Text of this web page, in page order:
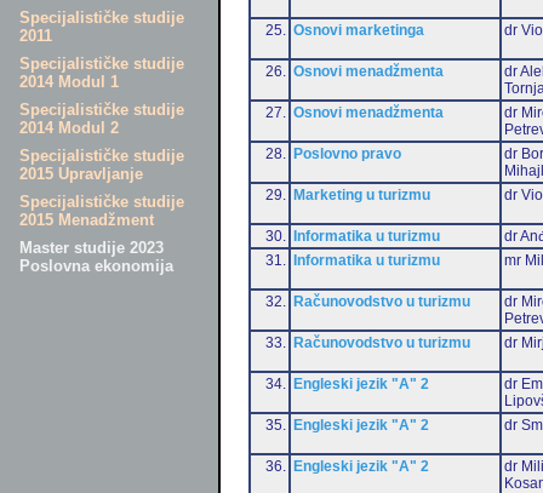
Specijalističke studije
2011
Specijalističke studije
2014 Modul 1
Specijalističke studije
2014 Modul 2
Specijalističke studije
2015 Upravljanje
Specijalističke studije
2015 Menadžment
Master studije 2023
Poslovna ekonomija
25. Osnovi marketinga dr
26. Osnovi menadžmenta
dr
27.
Osnovi menadžmenta
dr
28.
Poslovno pravo
dr
29.
Marketing u turizmu dr
30. Informatika u turizmu
dr
31.
Informatika u turizmu mr
32. Računovodstvo u turizmu
dr
33.
Računovodstvo u turizmu dr
34. Engleski jezik "A" 2
dr
35.
Engleski jezik "A" 2 dr
36. Engleski jezik "A" 2
dr